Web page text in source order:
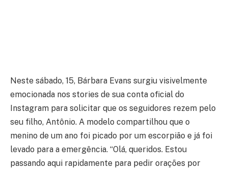
Neste sábado, 15, Bárbara Evans surgiu visivelmente
emocionada nos stories de sua conta oficial do
Instagram para solicitar que os seguidores rezem pelo
seu filho, Antônio. A modelo compartilhou que o
menino de um ano foi picado por um escorpião e já foi
levado para a emergência. “Olá, queridos. Estou
passando aqui rapidamente para pedir orações por